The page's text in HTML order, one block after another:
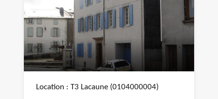
Location : T3 Lacaune (0104000004)